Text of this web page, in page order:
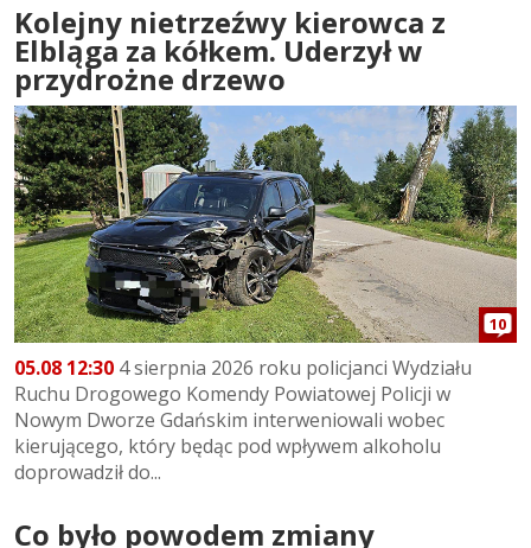
Kolejny nietrzeźwy kierowca z
Elbląga za kółkem. Uderzył w
przydrożne drzewo
10
05.08 12:30 4 sierpnia 2026 roku policjanci Wydziału
Ruchu Drogowego Komendy Powiatowej Policji w
Nowym Dworze Gdańskim interweniowali wobec
kierującego, który będąc pod wpływem alkoholu
doprowadził do...
Co było powodem zmiany